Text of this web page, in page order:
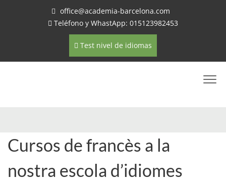
office@academia-barcelona.com
Teléfono y WhastApp: 015123982453
Test nivel de idiomas
Cursos de francès a la
nostra escola d’idiomes